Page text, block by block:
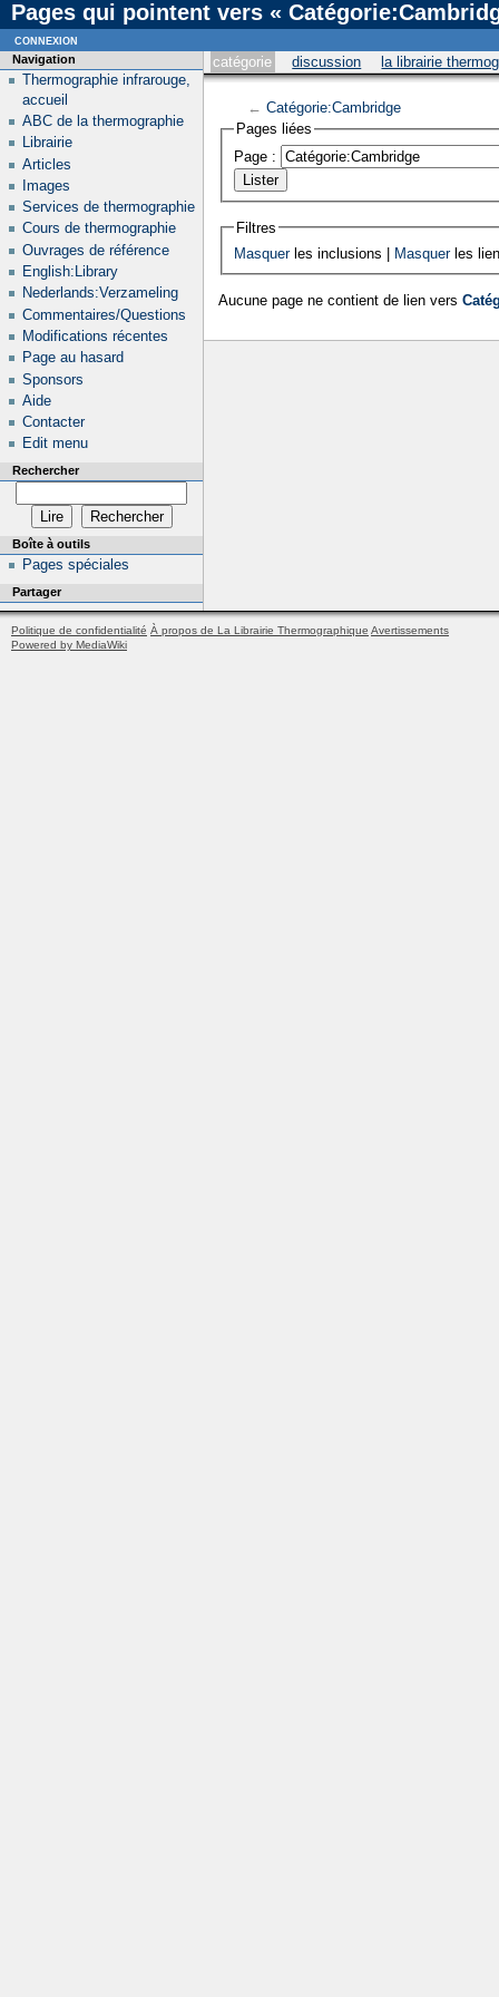
Pages qui pointent vers «
catégorie discussion la librairie
← Catégorie:Cambridge
Pages liées
Page :
Filtres
Masquerles inclusions | Masquerles
Aucune page ne contient de lien vers
Navigation
Thermographie infrarouge,
accueil
ABC de la thermographie
Librairie
Articles
Images
Services de thermographie
Cours de thermographie
Ouvrages de référence
English:Library
Nederlands:Verzameling
Commentaires/Questions
Modifications récentes
Page au hasard
Sponsors
Aide
Contacter
Edit menu
Rechercher
Boîte à outils
Pages spéciales
Partager
connexion
Politique de confidentialité À propos de La Librairie Thermographique Avertissements
Powered by MediaWiki